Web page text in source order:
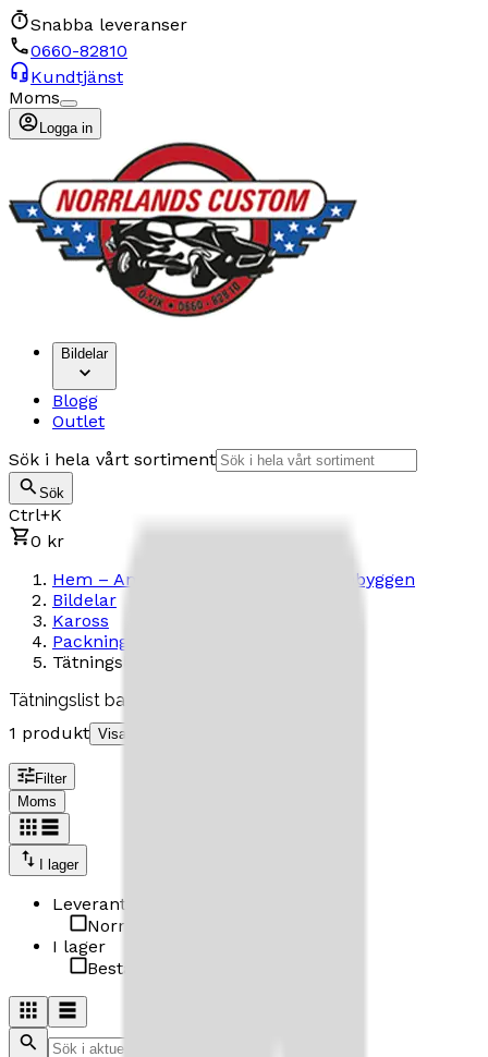
Snabba leveranser
0660-82810
Kundtjänst
Moms
Logga in
Bildelar
Blogg
Outlet
Sök i hela vårt sortiment
Sök
Ctrl+K
0 kr
Hem – Amerikanska Bilar & Custombyggen
Bildelar
Kaross
Packningar och tätningar
Tätningslist bakruta
Tätningslist bakruta
1 produkt Visa underkategorier
Filter
Moms
I lager
Leverantör
Norrlands Custom
I lager
Beställningsvara